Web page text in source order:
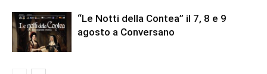
“Le Notti della Contea” il 7, 8 e 9
agosto a Conversano